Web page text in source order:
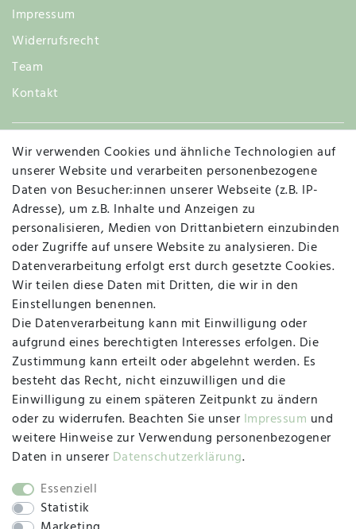
Impressum
Widerrufsrecht
Team
Kontakt
Widerruf
Vertrag widerrufen Kontakt
MAPALI VOR ORT
Herzogstraße 10
47533 Kleve
Montag, Dienstag, Donnerstag, Freitag
09:00 Uhr bis 13:00 Uhr
Mittwoch
09:00 Uhr bis 12:00 Uhr
SOCIAL
Wir verwenden Cookies und ähnliche Technologien auf
unserer Website und verarbeiten personenbezogene
Daten von Besucher:innen unserer Webseite (z.B. IP-
Adresse), um z.B. Inhalte und Anzeigen zu
personalisieren, Medien von Drittanbietern einzubinden
oder Zugriffe auf unsere Website zu analysieren. Die
Datenverarbeitung erfolgt erst durch gesetzte Cookies.
Wir teilen diese Daten mit Dritten, die wir in den
Einstellungen benennen.
Die Datenverarbeitung kann mit Einwilligung oder
aufgrund eines berechtigten Interesses erfolgen. Die
Zustimmung kann erteilt oder abgelehnt werden. Es
besteht das Recht, nicht einzuwilligen und die
Einwilligung zu einem späteren Zeitpunkt zu ändern
oder zu widerrufen. Beachten Sie unser Impressum und
weitere Hinweise zur Verwendung personenbezogener
Daten in unserer Daten­schutz­erklärung.
Essenziell
Statistik